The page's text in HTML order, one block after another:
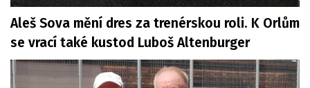
Aleš Sova mění dres za trenérskou roli. K Orlům
se vrací také kustod Luboš Altenburger